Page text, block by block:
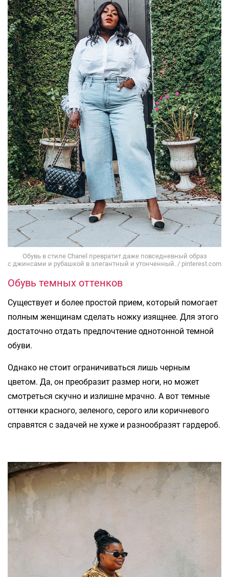
Обувь в стиле Chanel превратит даже повседневный образ
с джинсами и рубашкой в элегантный и утонченный. / pinterest.com
Обувь темных оттенков
Существует и более простой прием, который помогает
полным женщинам сделать ножку изящнее. Для этого
достаточно отдать предпочтение однотонной темной
обуви.
Однако не стоит ограничиваться лишь черным
цветом. Да, он преобразит размер ноги, но может
смотреться скучно и излишне мрачно. А вот темные
оттенки красного, зеленого, серого или коричневого
справятся с задачей не хуже и разнообразят гардероб.